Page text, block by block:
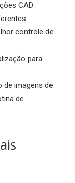
CAD
controle de
para
de imagens de
de